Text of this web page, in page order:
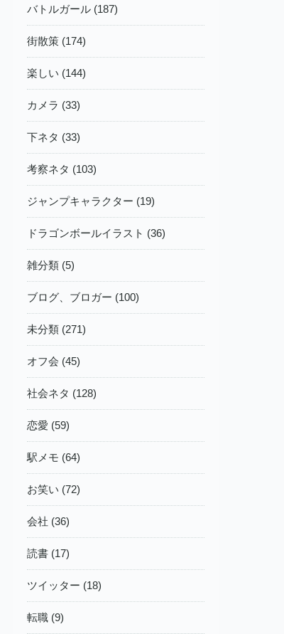
バトルガール (187)
街散策 (174)
楽しい (144)
カメラ (33)
下ネタ (33)
考察ネタ (103)
ジャンプキャラクター (19)
ドラゴンボールイラスト (36)
雑分類 (5)
ブログ、ブロガー (100)
未分類 (271)
オフ会 (45)
社会ネタ (128)
恋愛 (59)
駅メモ (64)
お笑い (72)
会社 (36)
読書 (17)
ツイッター (18)
転職 (9)